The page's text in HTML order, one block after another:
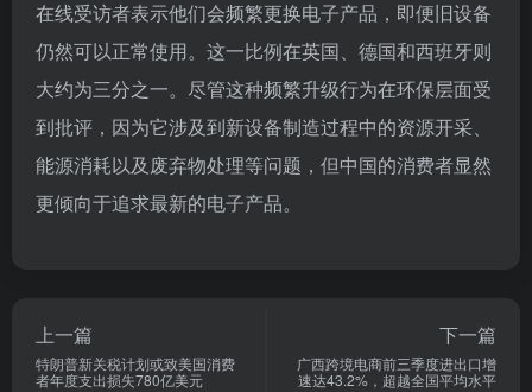
在线受访者表示他们会频繁更换电子产品，即便旧设备
仍然可以正常使用。这一比例在英国、德国和西班牙则
大约为三分之一。尽管这种频繁升级行为在环保层面受
到批评，因为它涉及到新设备制造过程中的资源开采、
能源消耗以及废弃物处理等问题，但中国的消费者显然
更倾向于追求最新的电子产品。
上一篇
特朗普新关税计划或致美国消费
者年度支出损失780亿美元
下一篇
广西跨境电商前三季度进出口增
速达43.2%，超越全国平均水平